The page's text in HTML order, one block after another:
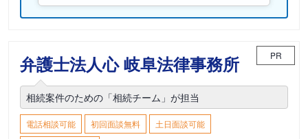
弁護士法人心 岐阜法律事務所 PR
相続案件のための「相続チーム」が担当
電話相談可能 初回面談無料
土日面談可能